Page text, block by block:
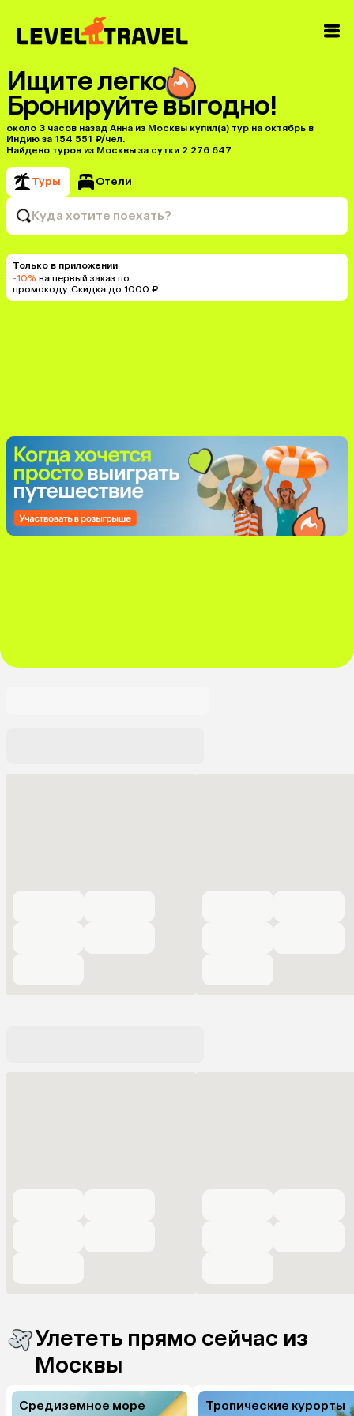
Ищите легко
Бронируйте выгодно!
около 3 часов назад Анна из Москвы купил(a) тур на октябрь в
Индию за 154 551 ₽/чел.
Найдено туров из Москвы за сутки 2 276 647
Туры Отели
Куда хотите поехать?
Только в приложении
-10% на первый заказ по
промокоду. Скидка до 1000 ₽.
Улететь прямо сейчас из
Москвы
Средиземное море Тропические курорты